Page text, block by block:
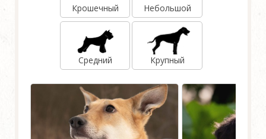
Крошечный Небольшой
Средний Крупный